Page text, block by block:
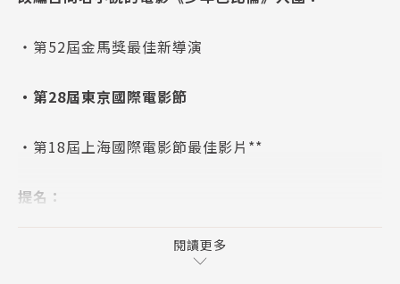
‧第52屆金馬獎最佳新導演
‧第28屆東京國際電影節
‧第18屆上海國際電影節最佳影片**
提名：
第23屆北京大學生電影節最佳編劇獎
閱讀更多